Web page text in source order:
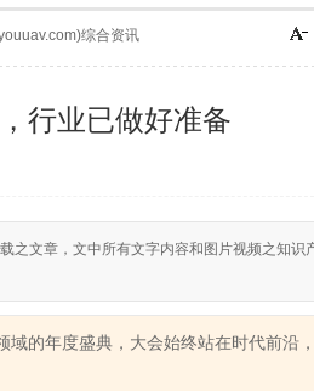
综合资讯
行业已做好准备
之文章，文中所有文字内容和图片视频之知识
域的年度盛典，大会始终站在时代前沿